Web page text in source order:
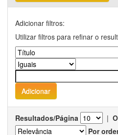
Adicionar filtros:
Utilizar filtros para refinar o
Resultados/Página |
Por